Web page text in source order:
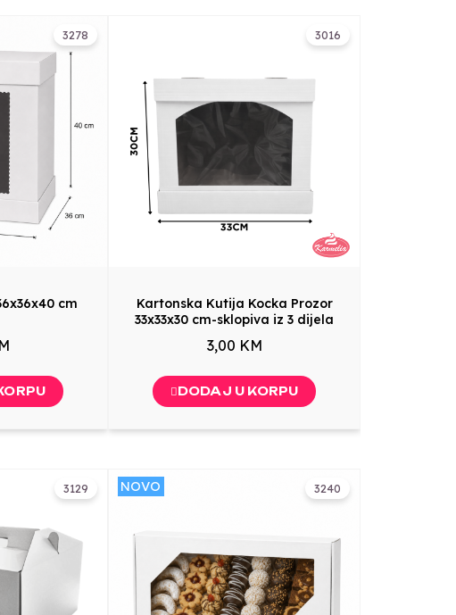
3278
cm
3016
Kartonska Kutija Kocka Prozor
33x33x30 cm-sklopiva iz 3 dijela
3,00 KM
DODAJ U KORPU
3129 3240
NOVO